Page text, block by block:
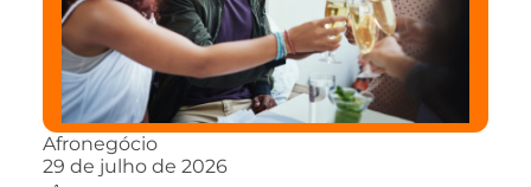
Afronegócio
29 de julho de 2026